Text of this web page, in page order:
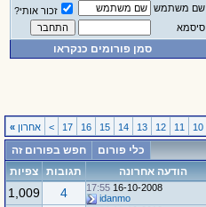
שם משתמש
זכור אותי?
סיסמא
סמן פורומים כנקראו
10
11
12
13
14
15
16
17
> אחרון »
כלי פורום
חפש בפורום זה
הודעה אחרונה תגובות צפיות
16-10-2008
17:55
idanmo
4
1,009